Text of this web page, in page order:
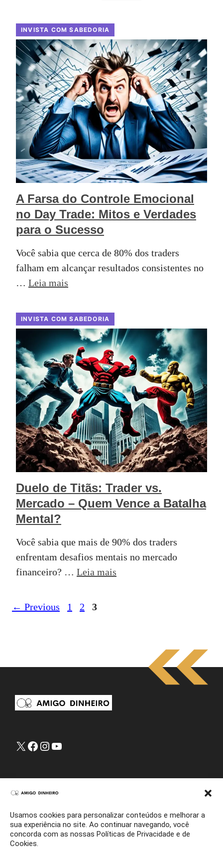
Usamos cookies para personalizar conteúdos e melhorar a
sua experiência no site. Ao continuar navegando, você
concorda com as nossas Políticas de Privacidade e de
Cookies.
INVISTA COM SABEDORIA
A Farsa do Controle Emocional
no Day Trade: Mitos e Verdades
para o Sucesso
Você sabia que cerca de 80% dos traders
falham em alcançar resultados consistentes no
… Leia mais
INVISTA COM SABEDORIA
Duelo de Titãs: Trader vs.
Mercado – Quem Vence a Batalha
Mental?
Você sabia que mais de 90% dos traders
enfrentam desafios mentais no mercado
financeiro? … Leia mais
← Previous Page
1 Page
2 Page
3
X Facebook Instagram Youtube
Pesquisa
Contato
Home
Política de Privacidade